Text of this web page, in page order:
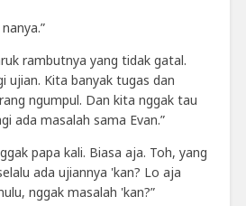
rambutnya yang tidak gatal.
ujian. Kita banyak tugas dan
ngumpul. Dan kita nggak tau
ada masalah sama Evan.”
papa kali. Biasa aja. Toh, yang
ada ujiannya 'kan? Lo aja
nggak masalah 'kan?”